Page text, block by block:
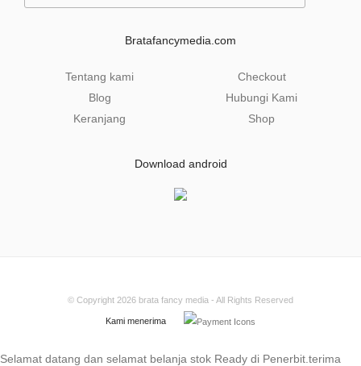
Bratafancymedia.com
Tentang kami
Blog
Keranjang
Checkout
Hubungi Kami
Shop
Download android
Kami menerima
© Copyright 2026 brata fancy media - All Rights Reserved
Selamat datang dan selamat belanja stok Ready di Penerbit.terima